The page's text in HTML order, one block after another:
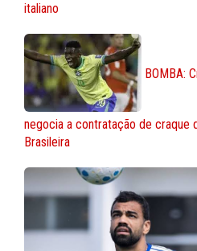
italiano
BOMBA:
negocia a contratação de craque
Brasileira